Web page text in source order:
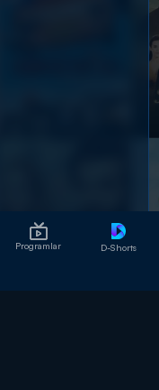
Programlar D-Shorts